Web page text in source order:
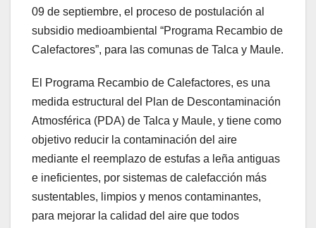
09 de septiembre, el proceso de postulación al
subsidio medioambiental “Programa Recambio de
Calefactores”, para las comunas de Talca y Maule.
El Programa Recambio de Calefactores, es una
medida estructural del Plan de Descontaminación
Atmosférica (PDA) de Talca y Maule, y tiene como
objetivo reducir la contaminación del aire
mediante el reemplazo de estufas a leña antiguas
e ineficientes, por sistemas de calefacción más
sustentables, limpios y menos contaminantes,
para mejorar la calidad del aire que todos